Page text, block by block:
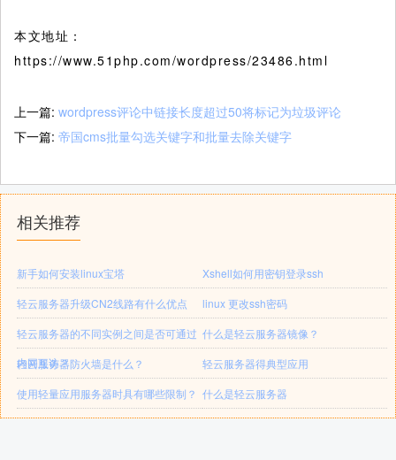
本文地址：
https://www.51php.com/wordpress/23486.html
上一篇: wordpress评论中链接长度超过50将标记为垃圾评论
下一篇: 帝国cms批量勾选关键字和批量去除关键字
相关推荐
新手如何安装linux宝塔
Xshell如何用密钥登录ssh
轻云服务器升级CN2线路有什么优点
linux 更改ssh密码
轻云服务器的不同实例之间是否可通过
内网互访？
什么是轻云服务器镜像？
轻云服务器防火墙是什么？
轻云服务器得典型应用
使用轻量应用服务器时具有哪些限制？ 什么是轻云服务器